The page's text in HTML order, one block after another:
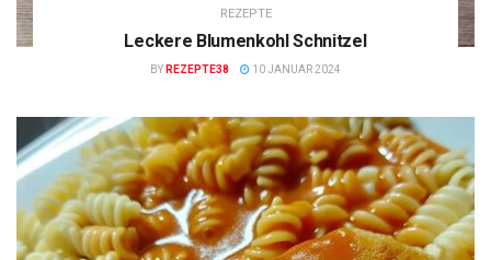
REZEPTE
Leckere Blumenkohl Schnitzel
BY REZEPTE38 10 JANUAR 2024